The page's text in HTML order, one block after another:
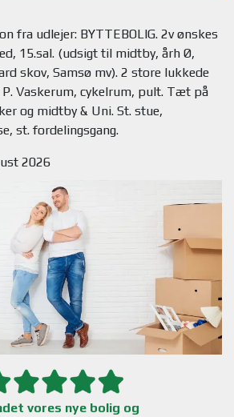
fra udlejer: BYTTEBOLIG. 2v ønskes
15.sal. (udsigt til midtby, årh Ø,
skov, Samsø mv). 2 store lukkede
P. Vaskerum, cykelrum, pult. Tæt på
og midtby & Uni. St. stue,
2026
vores nye bolig og